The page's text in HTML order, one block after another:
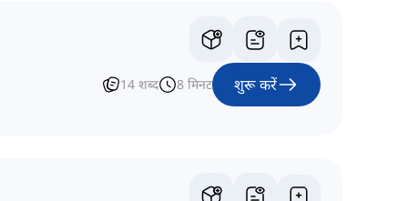
14 शब्द 8 मिनट शुरू करें